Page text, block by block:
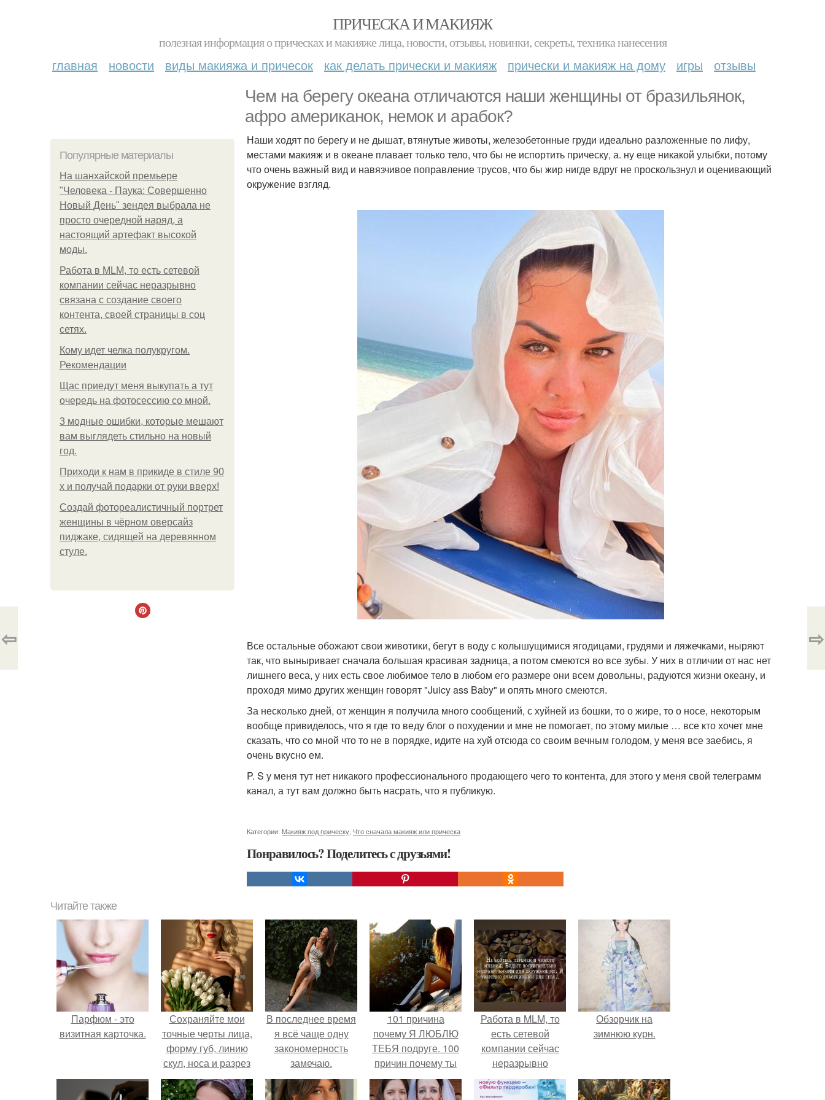
ПРИЧЕСКА И МАКИЯЖ
полезная информация о прическах и макияже лица, новости, отзывы, новинки, секреты, техника нанесения
главная новости виды макияжа и причесок как делать прически и макияж прически и макияж на дому игры отзывы
Чем на берегу океана отличаются наши женщины от бразильянок,
афро американок, немок и арабок?
Популярные материалы
На шанхайской премьере
"Человека - Паука: Совершенно
Новый День" зендея выбрала не
просто очередной наряд, а
настоящий артефакт высокой
моды.
Работа в MLM, то есть сетевой
компании сейчас неразрывно
связана с создание своего
контента, своей страницы в соц
сетях.
Кому идет челка полукругом.
Рекомендации
Щас приедут меня выкупать а тут
очередь на фотосессию со мной.
3 модные ошибки, которые мешают
вам выглядеть стильно на новый
год.
Приходи к нам в прикиде в стиле 90
х и получай подарки от руки вверх!
Создай фотореалистичный портрет
женщины в чёрном оверсайз
пиджаке, сидящей на деревянном
стуле.
Наши ходят по берегу и не дышат, втянутые животы, железобетонные груди идеально разложенные по лифу,
местами макияж и в океане плавает только тело, что бы не испортить прическу, а. ну еще никакой улыбки, потому
что очень важный вид и навязчивое поправление трусов, что бы жир нигде вдруг не проскользнул и оценивающий
окружение взгляд.
Все остальные обожают свои животики, бегут в воду с колышущимися ягодицами, грудями и ляжечками, ныряют
так, что выныривает сначала большая красивая задница, а потом смеются во все зубы. У них в отличии от нас нет
лишнего веса, у них есть свое любимое тело в любом его размере они всем довольны, радуются жизни океану, и
проходя мимо других женщин говорят "Juicy ass Baby" и опять много смеются.
За несколько дней, от женщин я получила много сообщений, с хуйней из бошки, то о жире, то о носе, некоторым
вообще привиделось, что я где то веду блог о похудении и мне не помогает, по этому милые … все кто хочет мне
сказать, что со мной что то не в порядке, идите на хуй отсюда со своим вечным голодом, у меня все заебись, я
очень вкусно ем.
P. S у меня тут нет никакого профессионального продающего чего то контента, для этого у меня свой телеграмм
канал, а тут вам должно быть насрать, что я публикую.
Категории: Макияж под прическу Что сначала макияж или прическа
Понравилось? Поделитесь с друзьями!
⇦ ⇨
Читайте также
Парфюм - это
визитная карточка.
Сохраняйте мои
точные черты лица,
форму губ, линию
скул, носа и разрез
глаз.
В последнее время
я всё чаще одну
закономерность
замечаю.
101 причина
почему Я ЛЮБЛЮ
ТЕБЯ подруге. 100
причин почему ты
моя лучшая
подруга.
Работа в MLM, то
есть сетевой
компании сейчас
неразрывно
связана с создание
своего контента,
Обзорчик на
зимнюю курн.